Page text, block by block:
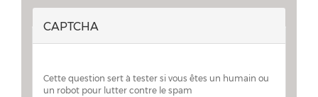
CAPTCHA
Cette question sert à tester si vous êtes un humain ou
un robot pour lutter contre le spam